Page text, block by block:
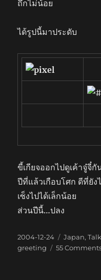
ถึกไม่น้อย
ได้รูปนี้มาประดับ
ขี้เกียจออกไปดูเค้าจู๋จี๋กั
ปีที่แล้วเกือบโศก ดีที่ยัง
เซ็งไปได้เล็กน้อย
ส่วนปีนี้…ปลง
Posted
on
2004-12-24 Categories
Japan,
greeting
55